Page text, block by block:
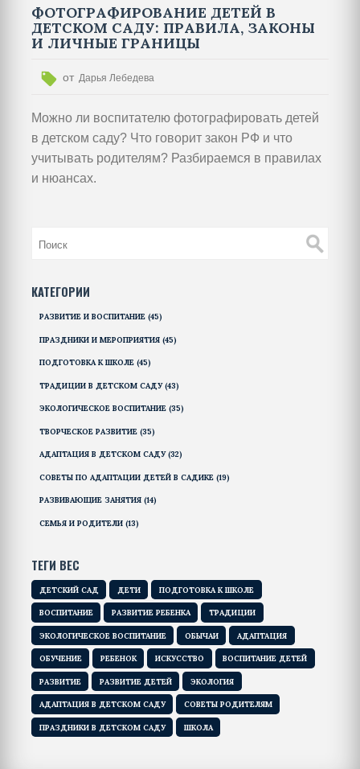
ФОТОГРАФИРОВАНИЕ ДЕТЕЙ В
ДЕТСКОМ САДУ: ПРАВИЛА, ЗАКОНЫ
И ЛИЧНЫЕ ГРАНИЦЫ
от Дарья Лебедева
Можно ли воспитателю фотографировать детей
в детском саду? Что говорит закон РФ и что
учитывать родителям? Разбираемся в правилах
и нюансах.
КАТЕГОРИИ
РАЗВИТИЕ И ВОСПИТАНИЕ (45)
ПРАЗДНИКИ И МЕРОПРИЯТИЯ (45)
ПОДГОТОВКА К ШКОЛЕ (45)
ТРАДИЦИИ В ДЕТСКОМ САДУ(43)
ЭКОЛОГИЧЕСКОЕ ВОСПИТАНИЕ (35)
ТВОРЧЕСКОЕ РАЗВИТИЕ (35)
АДАПТАЦИЯ В ДЕТСКОМ САДУ(32)
СОВЕТЫ ПО АДАПТАЦИИ ДЕТЕЙ В САДИКЕ (19)
РАЗВИВАЮЩИЕ ЗАНЯТИЯ (14)
СЕМЬЯ И РОДИТЕЛИ (13)
ТЕГИ ВЕС
ДЕТСКИЙ САД ДЕТИ ПОДГОТОВКА К ШКОЛЕ
ВОСПИТАНИЕ РАЗВИТИЕ РЕБЕНКА ТРАДИЦИИ
ЭКОЛОГИЧЕСКОЕ ВОСПИТАНИЕ ОБЫЧАИ АДАПТАЦИЯ
ОБУЧЕНИЕ РЕБЕНОК ИСКУССТВО ВОСПИТАНИЕ ДЕТЕЙ
РАЗВИТИЕ РАЗВИТИЕ ДЕТЕЙ ЭКОЛОГИЯ
АДАПТАЦИЯ В ДЕТСКОМ САДУ СОВЕТЫ РОДИТЕЛЯМ
ПРАЗДНИКИ В ДЕТСКОМ САДУ ШКОЛА